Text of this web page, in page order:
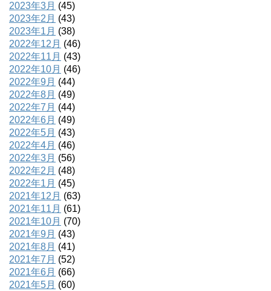
2023年3月 (45)
2023年2月 (43)
2023年1月 (38)
2022年12月 (46)
2022年11月 (43)
2022年10月 (46)
2022年9月 (44)
2022年8月 (49)
2022年7月 (44)
2022年6月 (49)
2022年5月 (43)
2022年4月 (46)
2022年3月 (56)
2022年2月 (48)
2022年1月 (45)
2021年12月 (63)
2021年11月 (61)
2021年10月 (70)
2021年9月 (43)
2021年8月 (41)
2021年7月 (52)
2021年6月 (66)
2021年5月 (60)